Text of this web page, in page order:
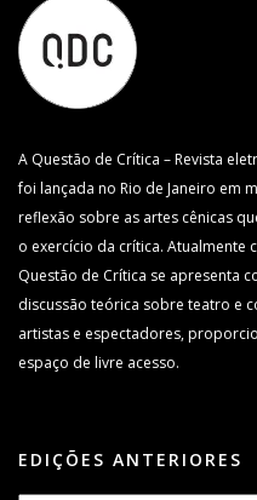
A Questão de Crítica – Revista
foi lançada no Rio de Janeiro em
reflexão sobre as artes cênicas
o exercício da crítica. Atualmente
Questão de Crítica se apresenta
discussão teórica sobre teatro e
artistas e espectadores,
espaço de livre acesso.
EDIÇÕES ANTERIORES